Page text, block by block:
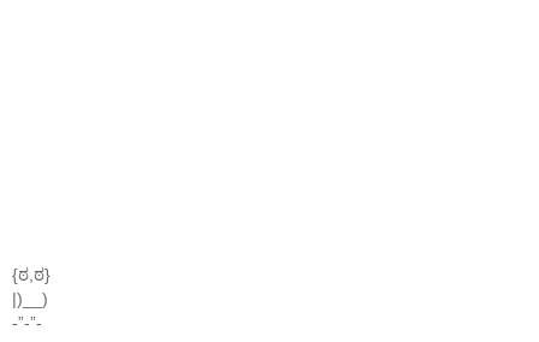
{ಠ,ಠ}
|)__)
-”-”-